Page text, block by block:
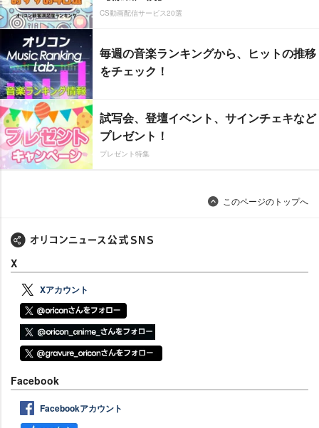
CS動画配信サービス20選
毎週の音楽ランキングから、ヒットの推移
をチェック！
試写会、登壇イベント、サインチェキなど
プレゼント！
プレゼント特集
このページのトップへ
X
Xアカウント
Facebook
Facebookアカウント